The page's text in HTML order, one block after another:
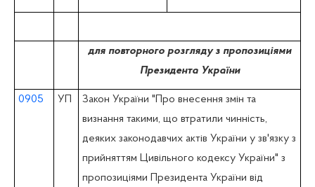
для повторного розгляду з пропозиціями
Президента України
0905 УП
Закон України "Про внесення змін та
визнання такими, що втратили чинність,
деяких законодавчих актів України у зв'язку з
прийняттям Цивільного кодексу України" з
пропозиціями Президента України від